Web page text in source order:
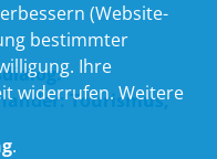
Tourismus,
(Website-
bestimmter
Ihre
widerrufen. Weitere
.